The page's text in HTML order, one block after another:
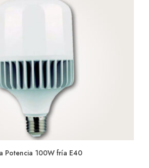
Potencia 100W fría E40